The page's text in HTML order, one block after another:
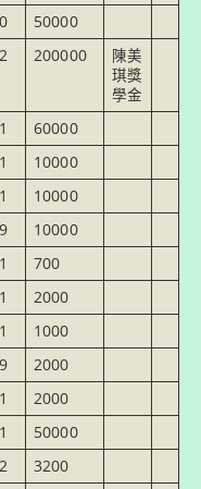
50000
200000
陳美
琪獎
學金
60000
10000
10000
10000
700
2000
1000
2000
2000
50000
3200